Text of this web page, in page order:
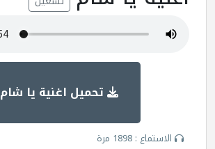
تحميل اغنية يا شام
الاستماع : 1898 مرة